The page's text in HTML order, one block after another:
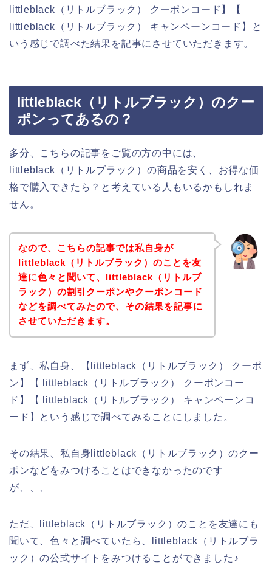
littleblack（リトルブラック） クーポンコード】【
littleblack（リトルブラック） キャンペーンコード】と
いう感じで調べた結果を記事にさせていただきます。
littleblack（リトルブラック）のクー
ポンってあるの？
多分、こちらの記事をご覧の方の中には、
littleblack（リトルブラック）の商品を安く、お得な価
格で購入できたら？と考えている人もいるかもしれま
せん。
なので、こちらの記事では私自身が
littleblack（リトルブラック）のことを友
達に色々と聞いて、littleblack（リトルブ
ラック）の割引クーポンやクーポンコード
などを調べてみたので、その結果を記事に
させていただきます。
まず、私自身、【littleblack（リトルブラック） クーポ
ン】【 littleblack（リトルブラック） クーポンコー
ド】【 littleblack（リトルブラック） キャンペーンコ
ード】という感じで調べてみることにしました。
その結果、私自身littleblack（リトルブラック）のクー
ポンなどをみつけることはできなかったのです
が、、、
ただ、littleblack（リトルブラック）のことを友達にも
聞いて、色々と調べていたら、littleblack（リトルブラ
ック）の公式サイトをみつけることができました♪